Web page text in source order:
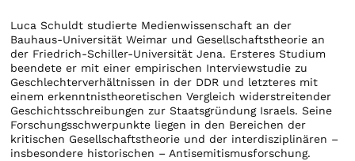
Luca Schuldt studierte Medienwissenschaft an der
Bauhaus-Universität Weimar und Gesellschaftstheorie an
der Friedrich-Schiller-Universität Jena. Ersteres Studium
beendete er mit einer empirischen Interviewstudie zu
Geschlechterverhältnissen in der DDR und letzteres mit
einem erkenntnistheoretischen Vergleich widerstreitender
Geschichtsschreibungen zur Staatsgründung Israels. Seine
Forschungsschwerpunkte liegen in den Bereichen der
kritischen Gesellschaftstheorie und der interdisziplinären –
insbesondere historischen – Antisemitismusforschung.